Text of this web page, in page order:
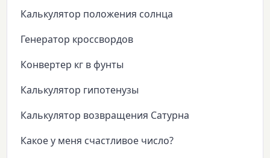
Калькулятор положения солнца
Генератор кроссвордов
Конвертер кг в фунты
Калькулятор гипотенузы
Калькулятор возвращения Сатурна
Какое у меня счастливое число?